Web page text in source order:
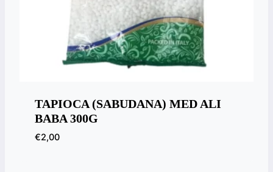
TAPIOCA (SABUDANA) MED ALI
BABA 300G
€2,00